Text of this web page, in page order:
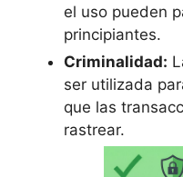
el uso pueden
principiantes.
Criminalidad:
ser utilizada
que las
rastrear.